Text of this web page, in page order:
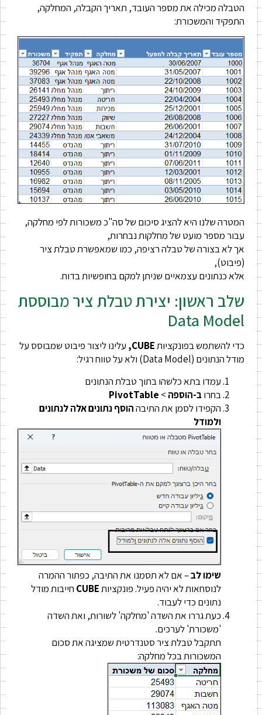
הטבלה מכילה את מספר העובד, תאריך הקבלה, המחלקה,
התפקיד והמשכורת:
המטרה שלנו היא להציג סיכום של סה"כ משכורות לפי מחלקה,
עבור מספר מועט של מחלקות נבחרות,
אך לא בצורה של טבלה רציפה, כמו שמאפשרת טבלת ציר
(פיבוט),
אלא כנתונים עצמאיים שניתן למקם בחופשיות בדוח.
שלב ראשון: יצירת טבלת ציר מבוססת
Data Model
כדי להשתמש בפונקציותCUBE, עלינו ליצור פיבוט שמבוסס על
מודל הנתונים (Data Model) ולא על טווח רגיל:
עמדו בתא כלשהו בתוך טבלת הנתונים
בחרוב-הוספה >
PivotTable
הקפידו לסמן את התיבההוסף נתונים אלה לנתונים
ולמודל
שימו לב– אם לא תסמנו את התיבה, כפתור ההמרה
לנוסחאות לא יהיה פעיל. פונקציותCUBE חייבות מודל
נתונים כדי לעבוד.
כעת גררו את השדה 'מחלקה' לשורות, ואת השדה
'משכורת' לערכים.
תתקבל טבלת ציר סטנדרטית שמציגה את סכום
המשכורות בכל מחלקה: